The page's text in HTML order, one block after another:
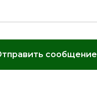
сообщение